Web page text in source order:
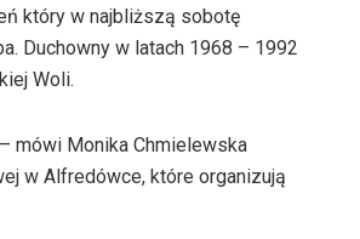
który w najbliższą sobotę
Duchowny w latach 1968 – 1992
Woli.
mówi Monika Chmielewska
w Alfredówce, które organizują